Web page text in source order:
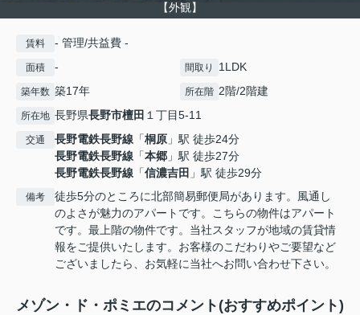
【外観】
賃料 - 管理/共益費 -
面積 - 間取り 1LDK
築年数 築17年 所在階 2階/2階建
所在地 長野県長野市檀田 １丁目5-11
交通 長野電鉄長野線 「桐原 」駅 徒歩24分
長野電鉄長野線 「本郷 」駅 徒歩27分
長野電鉄長野線 「信濃吉田 」駅 徒歩29分
備考
徒歩5分のところに北部簡易郵便局があります。風通し
のよさが魅力のアパートです。こちらの物件はアパート
です。最上階の物件です。当社スタッフが地域の賃貸情
報をご提供いたします。お客様のこだわりやご要望など
ございましたら、お気軽に当社へお問い合わせ下さい。
メゾン・ド・ポミエのコメント(おすすめポイント)